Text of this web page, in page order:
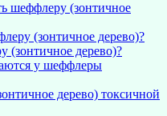
шеффлеру (зонтичное
(зонтичное дерево)?
(зонтичное дерево)?
у шеффлеры
дерево) токсичной